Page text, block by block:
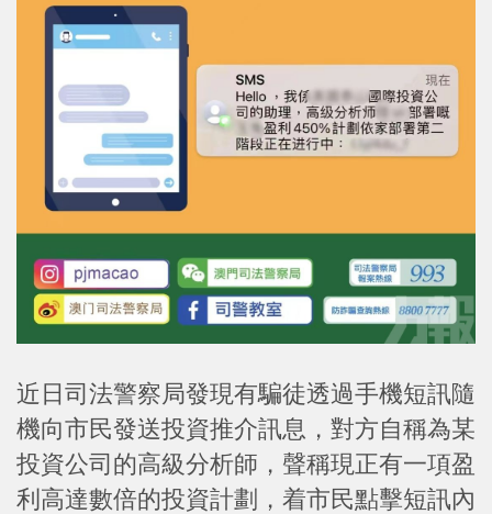
近日司法警察局發現有騙徒透過手機短訊隨
機向市民發送投資推介訊息，對方自稱為某
投資公司的高級分析師，聲稱現正有一項盈
利高達數倍的投資計劃，着市民點擊短訊內